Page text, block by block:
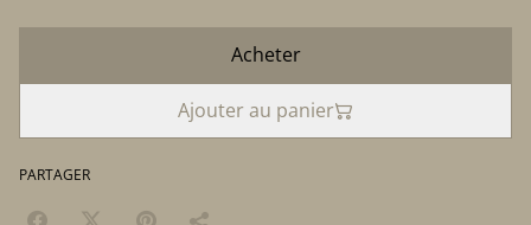
Acheter
Ajouter au panier
PARTAGER